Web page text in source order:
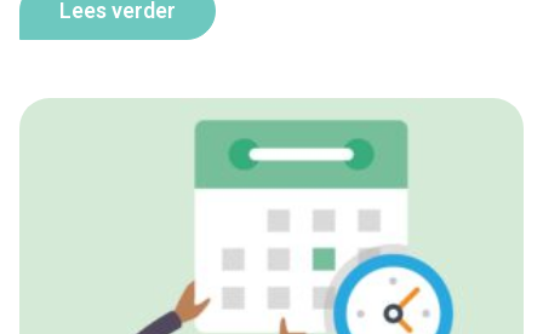
Lees verder